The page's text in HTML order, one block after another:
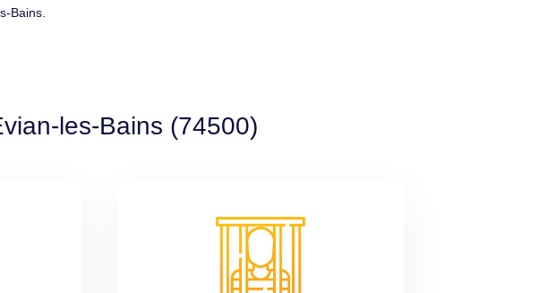
Bains.
les-Bains (74500)